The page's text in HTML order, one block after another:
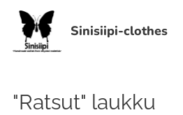
Sinisiipi-clothes
"Ratsut" laukku